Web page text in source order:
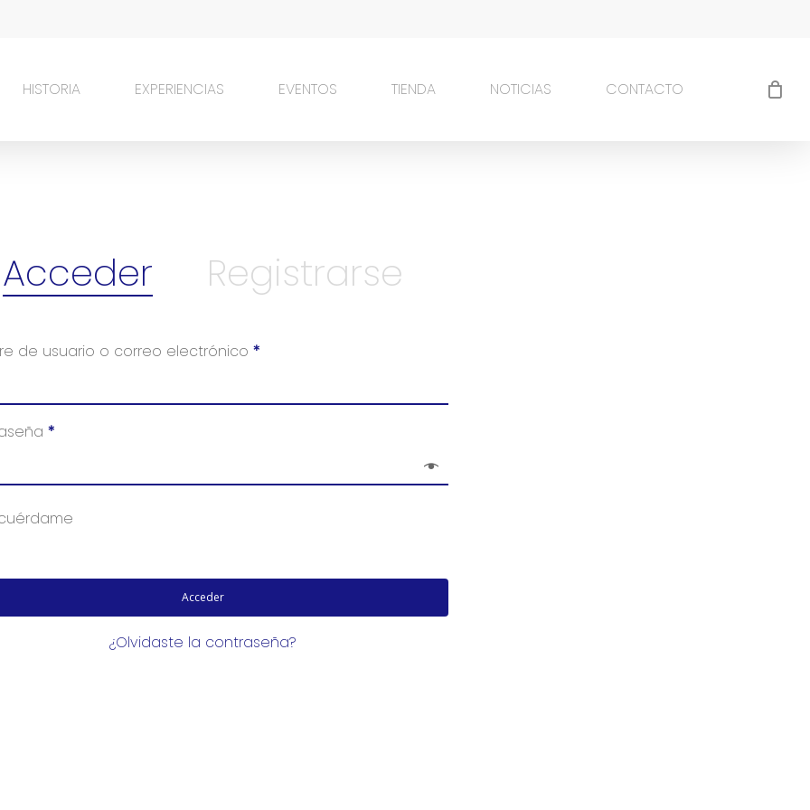
HISTORIA EXPERIENCIAS EVENTOS TIENDA NOTICIAS CONTACTO
Acceder Registrarse
de usuario o correo electrónico *
*
Acceder
¿Olvidaste la contraseña?